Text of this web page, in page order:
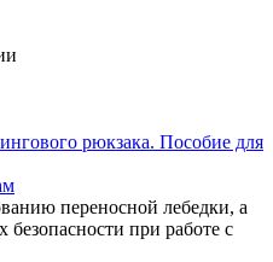
рюкзака. Пособие для
переносной лебедки, а
безопасности при работе с